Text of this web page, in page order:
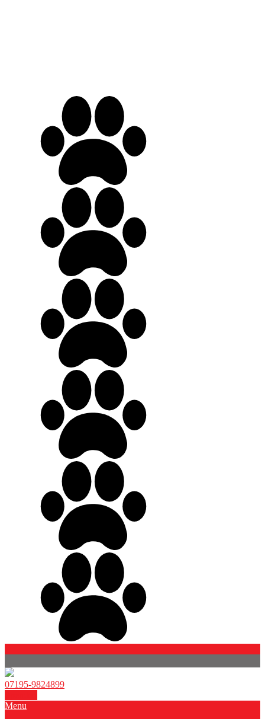
07195-9824899
Menu